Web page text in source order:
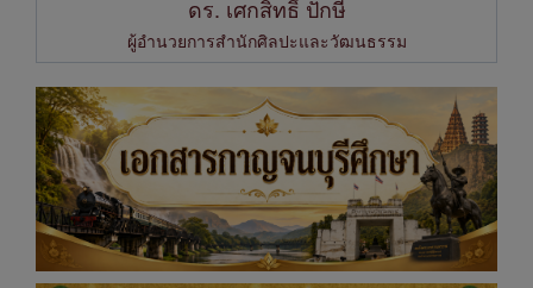
ดร. เศกสิทธิ์ ปักษี
ผู้อำนวยการสำนักศิลปะและวัฒนธรรม